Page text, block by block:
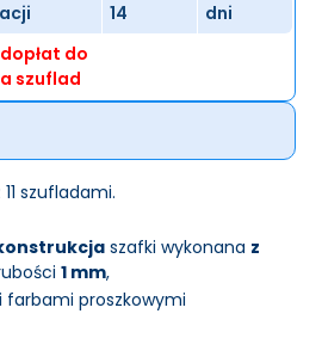
14
dni
do
szuflad
szufladami.
szafki wykonana z
1 mm,
proszkowymi